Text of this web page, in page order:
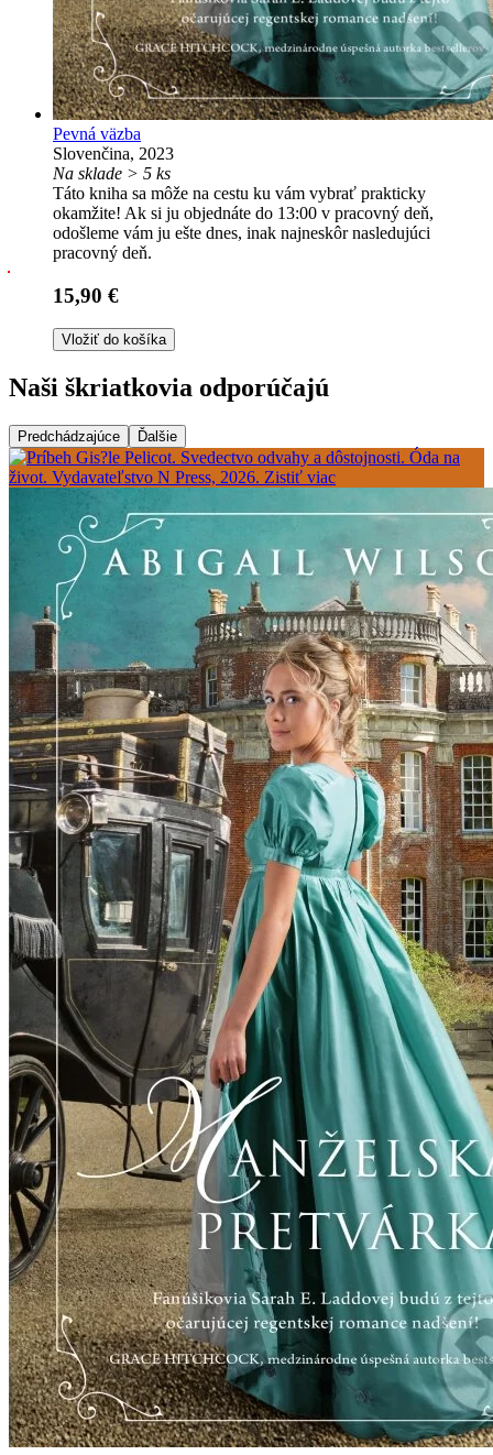
Pevná väzba
Slovenčina, 2023
Na sklade > 5 ks
Táto kniha sa môže na cestu ku vám vybrať prakticky
okamžite! Ak si ju objednáte do 13:00 v pracovný deň,
odošleme vám ju ešte dnes, inak najneskôr nasledujúci
pracovný deň.
15,90 €
Vložiť do košíka
Naši škriatkovia odporúčajú
Predchádzajúce Ďalšie